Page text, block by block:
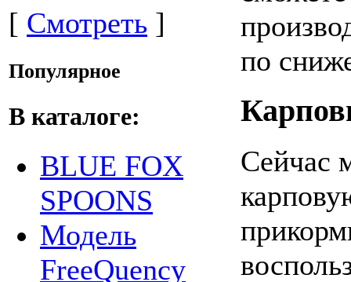
[ Смотреть ]
Популярное
В каталоге:
BLUE FOX
SPOONS
Модель
FreeQuency
по
Сейчас